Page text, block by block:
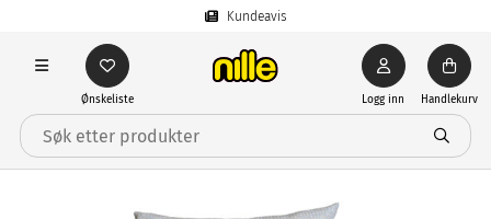
Kundeavis
Ønskeliste Logg inn Handlekurv